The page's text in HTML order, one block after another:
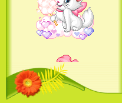
Русалочка: Начало истории
Ариэль / The Little Mermaid:
Ariel's Beginning (2008)
Барби поет! Коллекция песен
кинопринцесс / Barbie Sings! The
Princess Movie Song Collection (2004)